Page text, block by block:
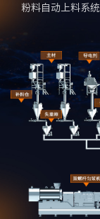
粉料自动上料系统